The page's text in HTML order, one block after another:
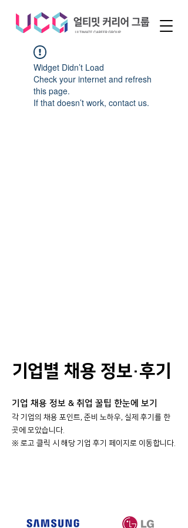
Widget Didn’t Load
Check your internet and refresh
this page.
If that doesn’t work, contact us.
기업별 채용 정보·후기
기업 채용 정보 & 취업 꿀팁 한눈에 보기
각 기업의 채용 포인트, 준비 노하우, 실제 후기를 한
곳에 모았습니다.
​※ 로고 클릭 시 해당 기업 후기 페이지로 이동합니다.